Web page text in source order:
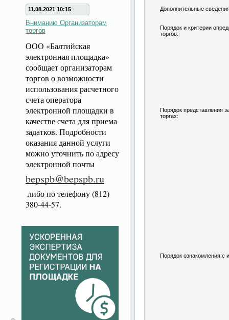
11.08.2021 10:15
Вниманию Организаторам
торгов
ООО «Балтийская
электронная площадка»
сообщает организаторам
торгов о возможности
использования расчетного
счета оператора
электронной площадки в
качестве счета для приема
задатков. Подробности
оказания данной услуги
можно уточнить по адресу
электронной почты
bepspb@bepspb.ru
либо по телефону (812)
380-44-57.
Дополнительные
Порядок и критерии
торгов:
Порядок представления
торгах:
Порядок ознакомления с